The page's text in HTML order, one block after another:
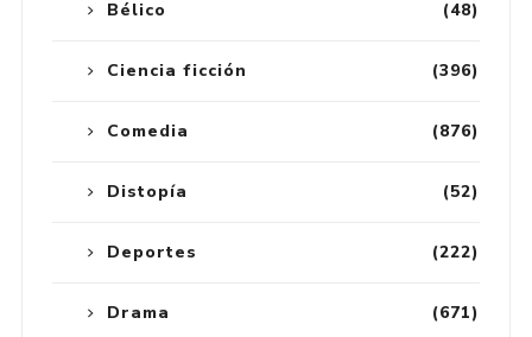
(48)
Bélico
(396)
Ciencia ficción
(876)
Comedia
(52)
Distopía
(222)
Deportes
(671)
Drama